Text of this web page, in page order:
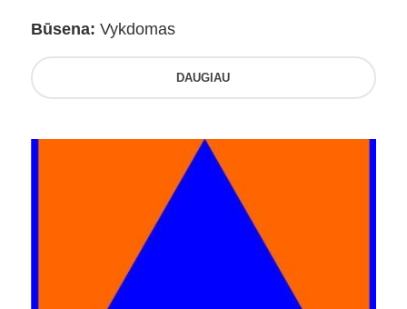
Būsena: Vykdomas
DAUGIAU